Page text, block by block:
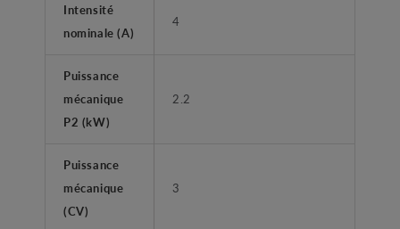
Intensité
nominale (A)
4
Puissance
mécanique
P2 (kW)
2.2
Puissance
mécanique
(CV)
3